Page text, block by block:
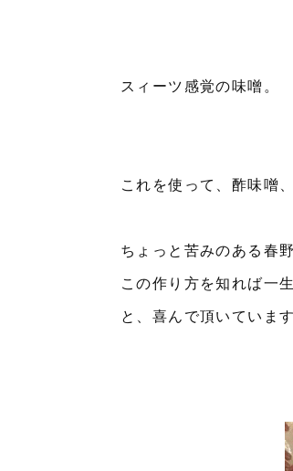
スィーツ感覚の味噌。
これを使って、酢味噌
ちょっと苦みのある春
この作り方を知れば一
と、喜んで頂いています